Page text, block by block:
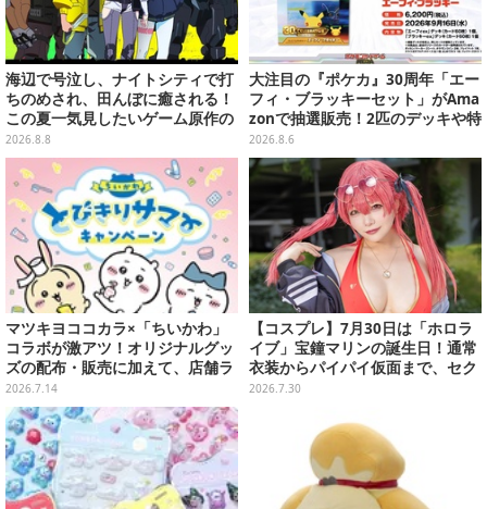
海辺で号泣し、ナイトシティで打
ちのめされ、田んぼに癒される！
この夏一気見したいゲーム原作の
名作アニメ10選を一挙紹介【特
集】
2026.8.8
大注目の『ポケカ』30周年「エー
フィ・ブラッキーセット」がAma
zonで抽選販売！2匹のデッキや特
別カードを収録
2026.8.6
マツキヨココカラ×「ちいかわ」
コラボが激アツ！オリジナルグッ
ズの配布・販売に加えて、店舗ラ
ッピングや”花火打ち上げ”まで盛
り沢山
2026.7.14
【コスプレ】7月30日は「ホロラ
イブ」宝鐘マリンの誕生日！通常
衣装からパイパイ仮面まで、セク
シーで可愛い美女レイヤーまとめ
2026.7.30